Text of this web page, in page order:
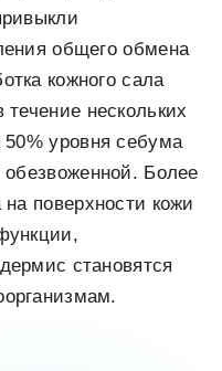
общего обмена
кожного сала
нескольких
50% уровня себума
обезвоженной. Более
поверхности кожи
становятся